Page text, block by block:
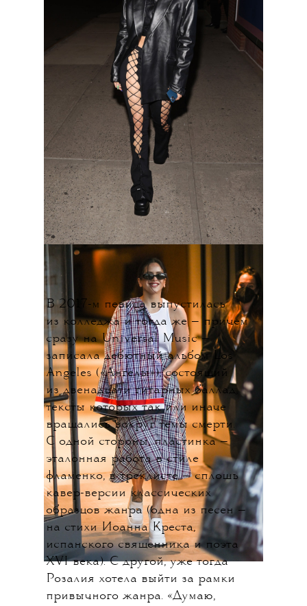
В 2017-м певица выпустилась
из колледжа и тогда же — причем
сразу на Universal Music —
записала дебютный альбом Los
Angeles («Ангелы»), состоящий
из двенадцати гитарных баллад,
тексты которых так или иначе
вращались вокруг темы смерти.
С одной стороны, пластинка —
эталонная работа в стиле
фламенко, в треклисте — сплошь
кавер-версии классических
образцов жанра (одна из песен —
на стихи Иоанна Креста,
испанского священника и поэта
XVI века). С другой, уже тогда
Розалия хотела выйти за рамки
привычного жанра. «Думаю,